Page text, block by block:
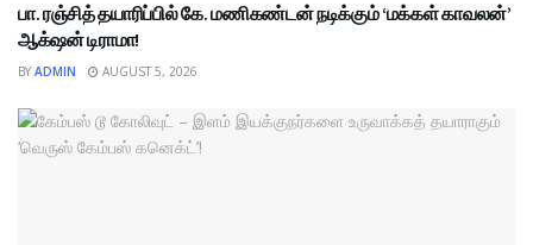
பா. ரஞ்சித் தயாரிப்பில் கே. மணிகண்டன் நடிக்கும் ‘மக்கள் காவலன்’
ஆக்‌ஷன் டிராமா!
BY ADMIN AUGUST 5, 2026